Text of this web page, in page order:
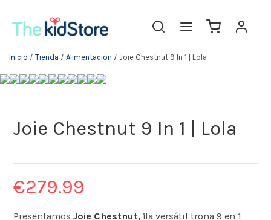
Inicio / Tienda / Alimentación / Joie Chestnut 9 In 1 | Lola
Joie Chestnut 9 In 1 | Lola
€279.99
PresentamosJoie Chestnut, ¡la versátil trona 9 en 1